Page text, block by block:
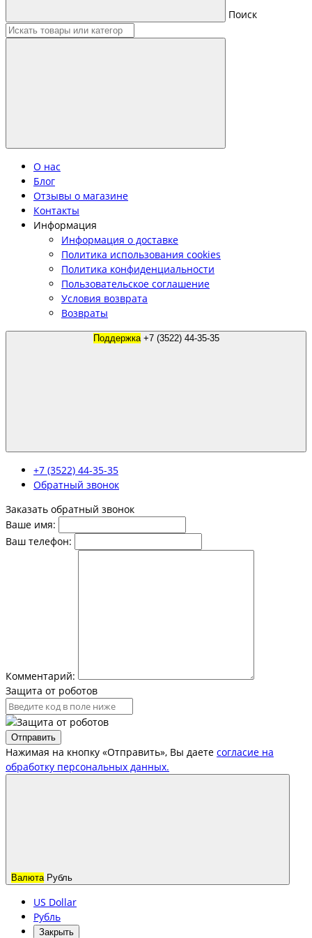
Поиск
О нас
Блог
Отзывы о магазине
Контакты
Информация
Информация о доставке
Политика использования cookies
Политика конфиденциальности
Пользовательское соглашение
Условия возврата
Возвраты
Поддержка +7 (3522) 44-35-35
+7 (3522) 44-35-35
Обратный звонок
Заказать обратный звонок
Ваше имя:
Ваш телефон:
Комментарий:
Защита от роботов
Отправить
Нажимая на кнопку «Отправить», Вы даете согласие на
обработку персональных данных.
Валюта Рубль
US Dollar
Рубль
Закрыть